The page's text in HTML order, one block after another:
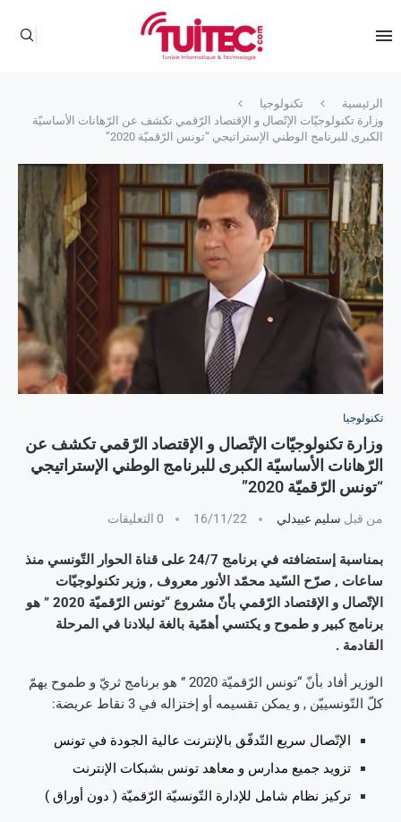
الرئيسية
تكنولوجيا
وزارة تكنولوجيّات الإتّصال و الإقتصاد الرّقمي تكشف عن الرّهانات الأساسيّة
الكبرى للبرنامج الوطني الإستراتيجي “تونس الرّقميّة 2020”
تكنولوجيا
وزارة تكنولوجيّات الإتّصال و الإقتصاد الرّقمي تكشف عن
الرّهانات الأساسيّة الكبرى للبرنامج الوطني الإستراتيجي
“تونس الرّقميّة 2020”
من قبل سليم عبيدلي 16/11/22 0 التعليقات
بمناسبة إستضافته في برنامج 24/7 على قناة الحوار التّونسي منذ
ساعات , صرّح السّيد محمّد الأنور معروف , وزير تكنولوجيّات
الإتّصال و الإقتصاد الرّقمي بأنّ مشروع “تونس الرّقميّة 2020 ” هو
برنامج كبير و طموح و يكتسي أهمّية بالغة لبلادنا في المرحلة
القادمة .
الوزير أفاد بأنّ “تونس الرّقميّة 2020 ” هو برنامج ثريّ و طموح يهمّ
كلّ التّونسييّن , و يمكن تقسيمه أو إختزاله في 3 نقاط عريضة:
الإتّصال سريع التّدفّق بالإنترنت عالية الجودة في تونس
تزويد جميع مدارس و معاهد تونس بشبكات الإنترنت
تركيز نظام شامل للإدارة التّونسيّة الرّقميّة ( دون أوراق )